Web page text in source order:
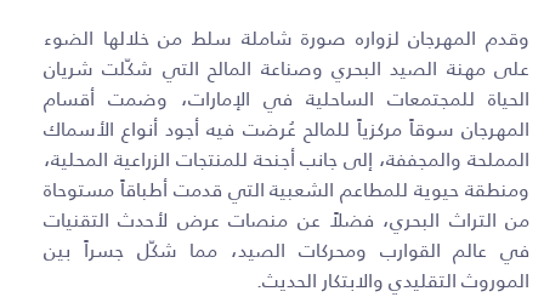
وقدم المهرجان لزواره صورة شاملة سلط من خلالها الضوء
على مهنة الصيد البحري وصناعة المالح التي شكّلت شريان
الحياة للمجتمعات الساحلية في الإمارات، وضمت أقسام
المهرجان سوقاً مركزياً للمالح عُرضت فيه أجود أنواع الأسماك
المملحة والمجففة، إلى جانب أجنحة للمنتجات الزراعية المحلية،
ومنطقة حيوية للمطاعم الشعبية التي قدمت أطباقاً مستوحاة
من التراث البحري، فضلاً عن منصات عرض لأحدث التقنيات
في عالم القوارب ومحركات الصيد، مما شكّل جسراً بين
الموروث التقليدي والابتكار الحديث.